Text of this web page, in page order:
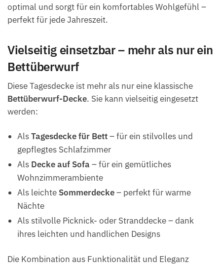
optimal und sorgt für ein komfortables Wohlgefühl –
perfekt für jede Jahreszeit.
Vielseitig einsetzbar – mehr als nur ein
Bettüberwurf
Diese Tagesdecke ist mehr als nur eine klassische
Bettüberwurf-Decke. Sie kann vielseitig eingesetzt
werden:
AlsTagesdecke für Bett– für ein stilvolles und
gepflegtes Schlafzimmer
Als Decke auf Sofa – für ein gemütliches
Wohnzimmerambiente
Als leichte Sommerdecke– perfekt für warme
Nächte
Als stilvolle Picknick- oder Stranddecke – dank
ihres leichten und handlichen Designs
Die Kombination aus Funktionalität und Eleganz